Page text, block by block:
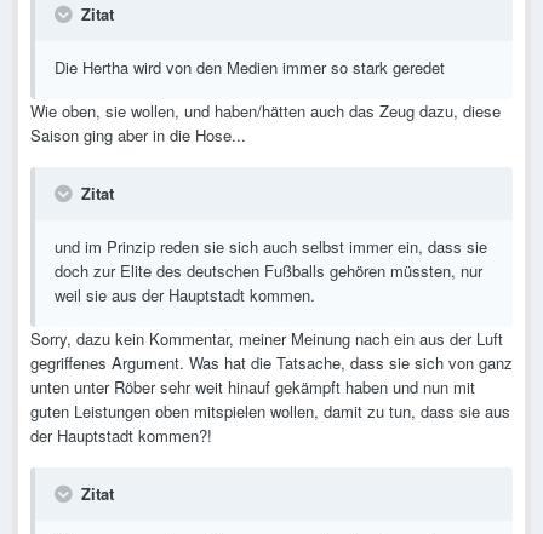
Zitat
Die Hertha wird von den Medien immer so stark geredet
Wie oben, sie wollen, und haben/hätten auch das Zeug dazu, diese
Saison ging aber in die Hose...
Zitat
und im Prinzip reden sie sich auch selbst immer ein, dass sie
doch zur Elite des deutschen Fußballs gehören müssten, nur
weil sie aus der Hauptstadt kommen.
Sorry, dazu kein Kommentar, meiner Meinung nach ein aus der Luft
gegriffenes Argument. Was hat die Tatsache, dass sie sich von ganz
unten unter Röber sehr weit hinauf gekämpft haben und nun mit
guten Leistungen oben mitspielen wollen, damit zu tun, dass sie aus
der Hauptstadt kommen?!
Zitat